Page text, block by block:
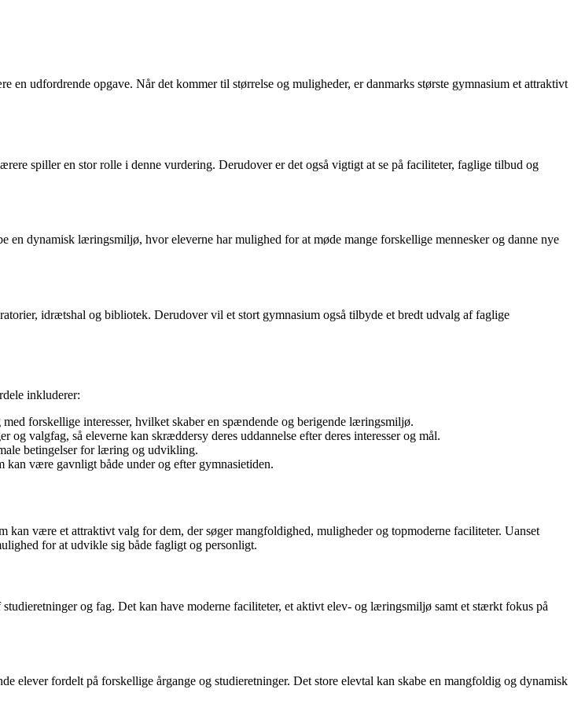
udfordrende opgave. Når det kommer til størrelse og muligheder, er danmarks største gymnasium et attraktivt
spiller en stor rolle i denne vurdering. Derudover er det også vigtigt at se på faciliteter, faglige tilbud og
dynamisk læringsmiljø, hvor eleverne har mulighed for at møde mange forskellige mennesker og danne nye
idrætshal og bibliotek. Derudover vil et stort gymnasium også tilbyde et bredt udvalg af faglige
inkluderer:
forskellige interesser, hvilket skaber en spændende og berigende læringsmiljø.
valgfag, så eleverne kan skræddersy deres uddannelse efter deres interesser og mål.
betingelser for læring og udvikling.
være gavnligt både under og efter gymnasietiden.
være et attraktivt valg for dem, der søger mangfoldighed, muligheder og topmoderne faciliteter. Uanset
for at udvikle sig både fagligt og personligt.
og fag. Det kan have moderne faciliteter, et aktivt elev- og læringsmiljø samt et stærkt fokus på
elever fordelt på forskellige årgange og studieretninger. Det store elevtal kan skabe en mangfoldig og dynamisk